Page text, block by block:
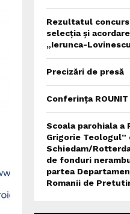
Rezultatul
selecția și
„Ierunca-
Precizări de presă
Conferința
Scoala parohiala a
Grigorie Teologul”
Schiedam/
de fonduri
partea
Romanii de